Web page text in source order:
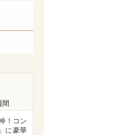
間
！コン
に豪華